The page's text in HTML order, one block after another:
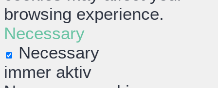
browsing experience.
Necessary
Necessary
immer aktiv